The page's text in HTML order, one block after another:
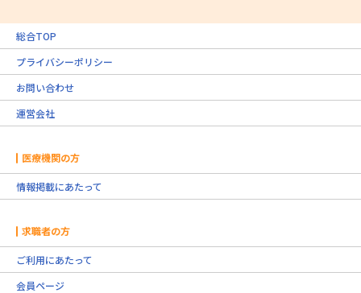
総合TOP
プライバシーポリシー
お問い合わせ
運営会社
医療機関の方
情報掲載にあたって
求職者の方
ご利用にあたって
会員ページ